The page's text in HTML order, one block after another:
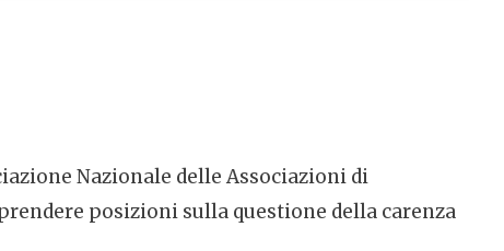
Nazionale delle Associazioni di
posizioni sulla questione della carenza